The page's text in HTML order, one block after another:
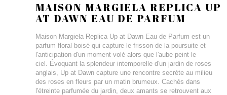
MAISON MARGIELA REPLICA UP
AT DAWN EAU DE PARFUM
Maison Margiela Replica Up at Dawn Eau de Parfum est un
parfum floral boisé qui capture le frisson de la poursuite et
l'anticipation d'un moment volé alors que l'aube peint le
ciel. Évoquant la splendeur intemporelle d'un jardin de roses
anglais, Up at Dawn capture une rencontre secrète au milieu
des roses en fleurs par un matin brumeux. Cachés dans
l'étreinte parfumée du jardin, deux amants se retrouvent aux